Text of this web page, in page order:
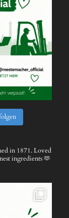
in 1871.Loved
ingredients 🫶